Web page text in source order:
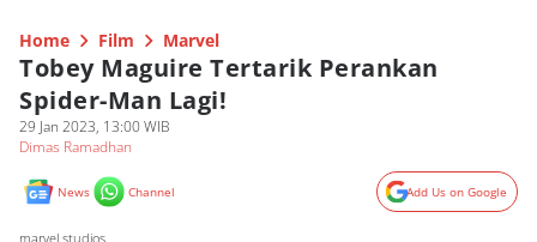
Home Film Marvel
Tobey Maguire Tertarik Perankan
Spider-Man Lagi!
29 Jan 2023, 13:00 WIB
Dimas Ramadhan
News Channel Add Us on Google
marvel studios